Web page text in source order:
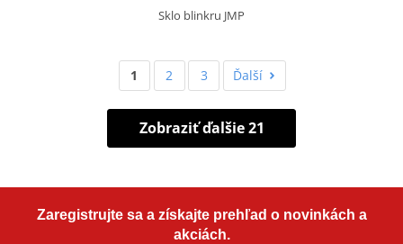
Sklo blinkru JMP
1 2 3 Ďalší
Zobraziť ďalšie 21
Zaregistrujte sa a získajte prehľad o novinkách a
akciách.